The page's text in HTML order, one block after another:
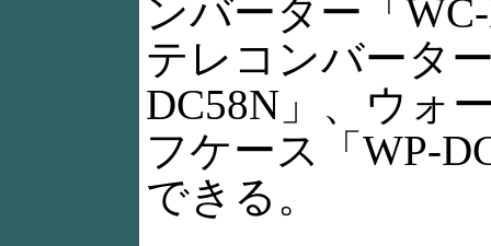
ンバーター「
テレコンバータ
DC58N」、ウォ
フケース「WP-
できる。